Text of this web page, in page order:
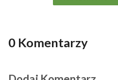
0 Komentarzy